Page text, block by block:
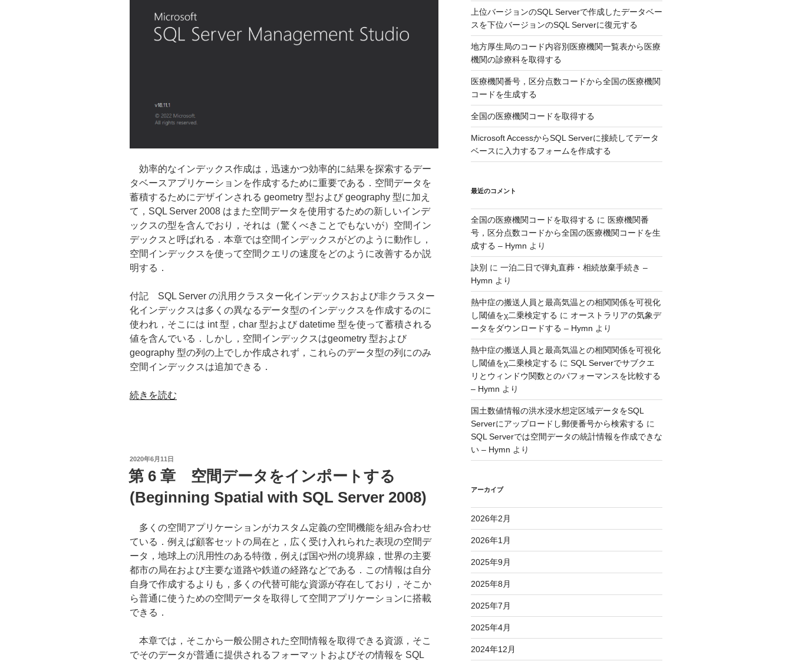
効率的なインデックス作成は，迅速かつ効率的に結果を探索するデー
タベースアプリケーションを作成するために重要である．空間データを
蓄積するためにデザインされる geometry 型および geography 型に加え
て，SQL Server 2008 はまた空間データを使用するための新しいインデ
ックスの型を含んでおり，それは（驚くべきことでもないが）空間イン
デックスと呼ばれる．本章では空間インデックスがどのように動作し，
空間インデックスを使って空間クエリの速度をどのように改善するか説
明する．
付記 SQL Server の汎用クラスター化インデックスおよび非クラスター
化インデックスは多くの異なるデータ型のインデックスを作成するのに
使われ，そこには int 型，char 型および datetime 型を使って蓄積される
値を含んでいる．しかし，空間インデックスはgeometry 型および
geography 型の列の上でしか作成されず，これらのデータ型の列にのみ
空間インデックスは追加できる．
“第
ッ
ク
ス
(Beginning
Spatial
with
SQL
Server
2008)”
続きを読む
投
稿
日:
2020年6月11日
第 6 章 空間データをインポートする
(Beginning Spatial with SQL Server 2008)
多くの空間アプリケーションがカスタム定義の空間機能を組み合わせ
ている．例えば顧客セットの局在と，広く受け入れられた表現の空間デ
ータ，地球上の汎用性のある特徴，例えば国や州の境界線，世界の主要
都市の局在および主要な道路や鉄道の経路などである．この情報は自分
自身で作成するよりも，多くの代替可能な資源が存在しており，そこか
ら普通に使うための空間データを取得して空間アプリケーションに搭載
できる．
本章では，そこから一般公開された空間情報を取得できる資源，そこ
でそのデータが普通に提供されるフォーマットおよびその情報を SQL
上位バージョンのSQL Serverで作成したデータベー
スを下位バージョンのSQL Serverに復元する
地方厚生局のコード内容別医療機関一覧表から医療
機関の診療科を取得する
医療機関番号，区分点数コードから全国の医療機関
コードを生成する
全国の医療機関コードを取得する
Microsoft AccessからSQL Serverに接続してデータ
ベースに入力するフォームを作成する
最近のコメント
全国の医療機関コードを取得する に 医療機関番
号，区分点数コードから全国の医療機関コードを生
成する – Hymn より
訣別 に 一泊二日で弾丸直葬・相続放棄手続き –
Hymn より
熱中症の搬送人員と最高気温との相関関係を可視化
し閾値をχ二乗検定する に オーストラリアの気象デ
ータをダウンロードする – Hymn より
熱中症の搬送人員と最高気温との相関関係を可視化
し閾値をχ二乗検定する に SQL Serverでサブクエ
リとウィンドウ関数とのパフォーマンスを比較する
– Hymn より
国土数値情報の洪水浸水想定区域データをSQL
Serverにアップロードし郵便番号から検索する に
SQL Serverでは空間データの統計情報を作成できな
い – Hymn より
アーカイブ
2026年2月
2026年1月
2025年9月
2025年8月
2025年7月
2025年4月
2024年12月